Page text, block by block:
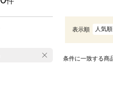
表示順 人気順
条件に一致する商